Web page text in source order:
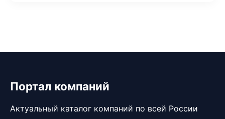
Портал компаний
Актуальный каталог компаний по всей России